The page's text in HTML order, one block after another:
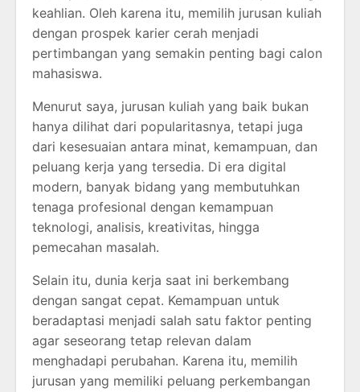
keahlian. Oleh karena itu, memilih jurusan kuliah
dengan prospek karier cerah menjadi
pertimbangan yang semakin penting bagi calon
mahasiswa.
Menurut saya, jurusan kuliah yang baik bukan
hanya dilihat dari popularitasnya, tetapi juga
dari kesesuaian antara minat, kemampuan, dan
peluang kerja yang tersedia. Di era digital
modern, banyak bidang yang membutuhkan
tenaga profesional dengan kemampuan
teknologi, analisis, kreativitas, hingga
pemecahan masalah.
Selain itu, dunia kerja saat ini berkembang
dengan sangat cepat. Kemampuan untuk
beradaptasi menjadi salah satu faktor penting
agar seseorang tetap relevan dalam
menghadapi perubahan. Karena itu, memilih
jurusan yang memiliki peluang perkembangan